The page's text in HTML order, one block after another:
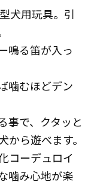
犬用玩具。引
鳴る笛が入っ
噛むほどデン
事で、クタッと
ら遊べます。
コーデュロイ
噛み心地が楽